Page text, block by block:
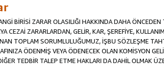
BİRİSİ ZARAR OLASILIĞI HAKKINDA DAHA
CEZAİ ZARARLARDAN, GELİR, KAR, ŞEREFİYE,
TOPLAM SORUMLULUĞUMUZ, İŞBU SÖZLEŞME
ÖDENMİŞ VEYA ÖDENECEK OLAN KOMİSYON
TEDBİR TALEP ETME HAKLARI DA DAHİL OLMAK